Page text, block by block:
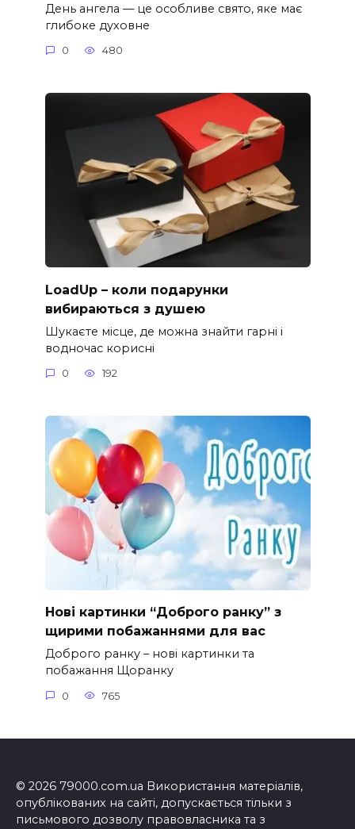
День ангела — це особливе свято, яке має
глибоке духовне
0 480
LoadUp – коли подарунки
вибираються з душею
Шукаєте місце, де можна знайти гарні і
водночас корисні
0 192
Нові картинки “Доброго ранку” з
щирими побажаннями для вас
Доброго ранку – нові картинки та
побажання Щоранку
0 765
© 2026 79000.com.ua Використання матеріалів,
опублікованих на сайті, допускається тільки з
письмового дозволу правовласника та з